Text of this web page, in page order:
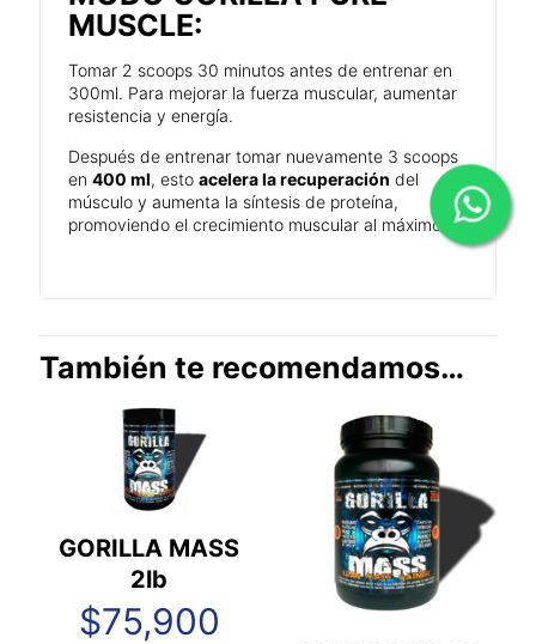
MUSCLE:
Tomar 2 scoops 30 minutos antes de entrenar en
300ml. Para mejorar la fuerza muscular, aumentar
resistencia y energía.
Después de entrenar tomar nuevamente 3 scoops
en400 ml , estoacelera la recuperación del
músculo y aumenta la síntesis de proteína,
promoviendo el crecimiento muscular al máximo
También te recomendamos…
GORILLA MASS
2lb
$75,900